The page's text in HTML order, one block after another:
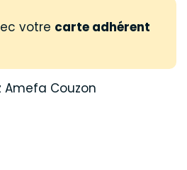
votre carte adhérent
Couzon